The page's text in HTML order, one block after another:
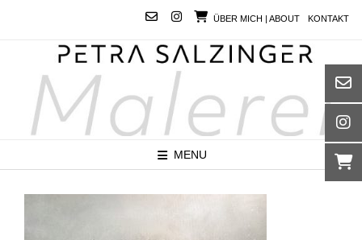
ÜBER MICH | ABOUT KONTAKT
MENU